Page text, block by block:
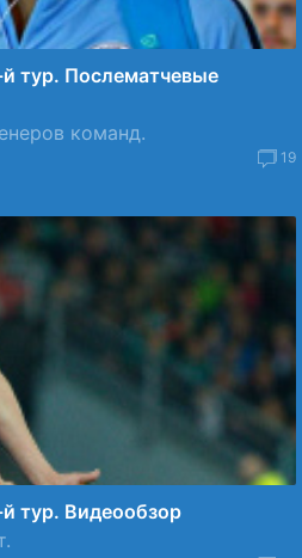
тур. Послематчевые
команд.
19
тур. Видеообзор